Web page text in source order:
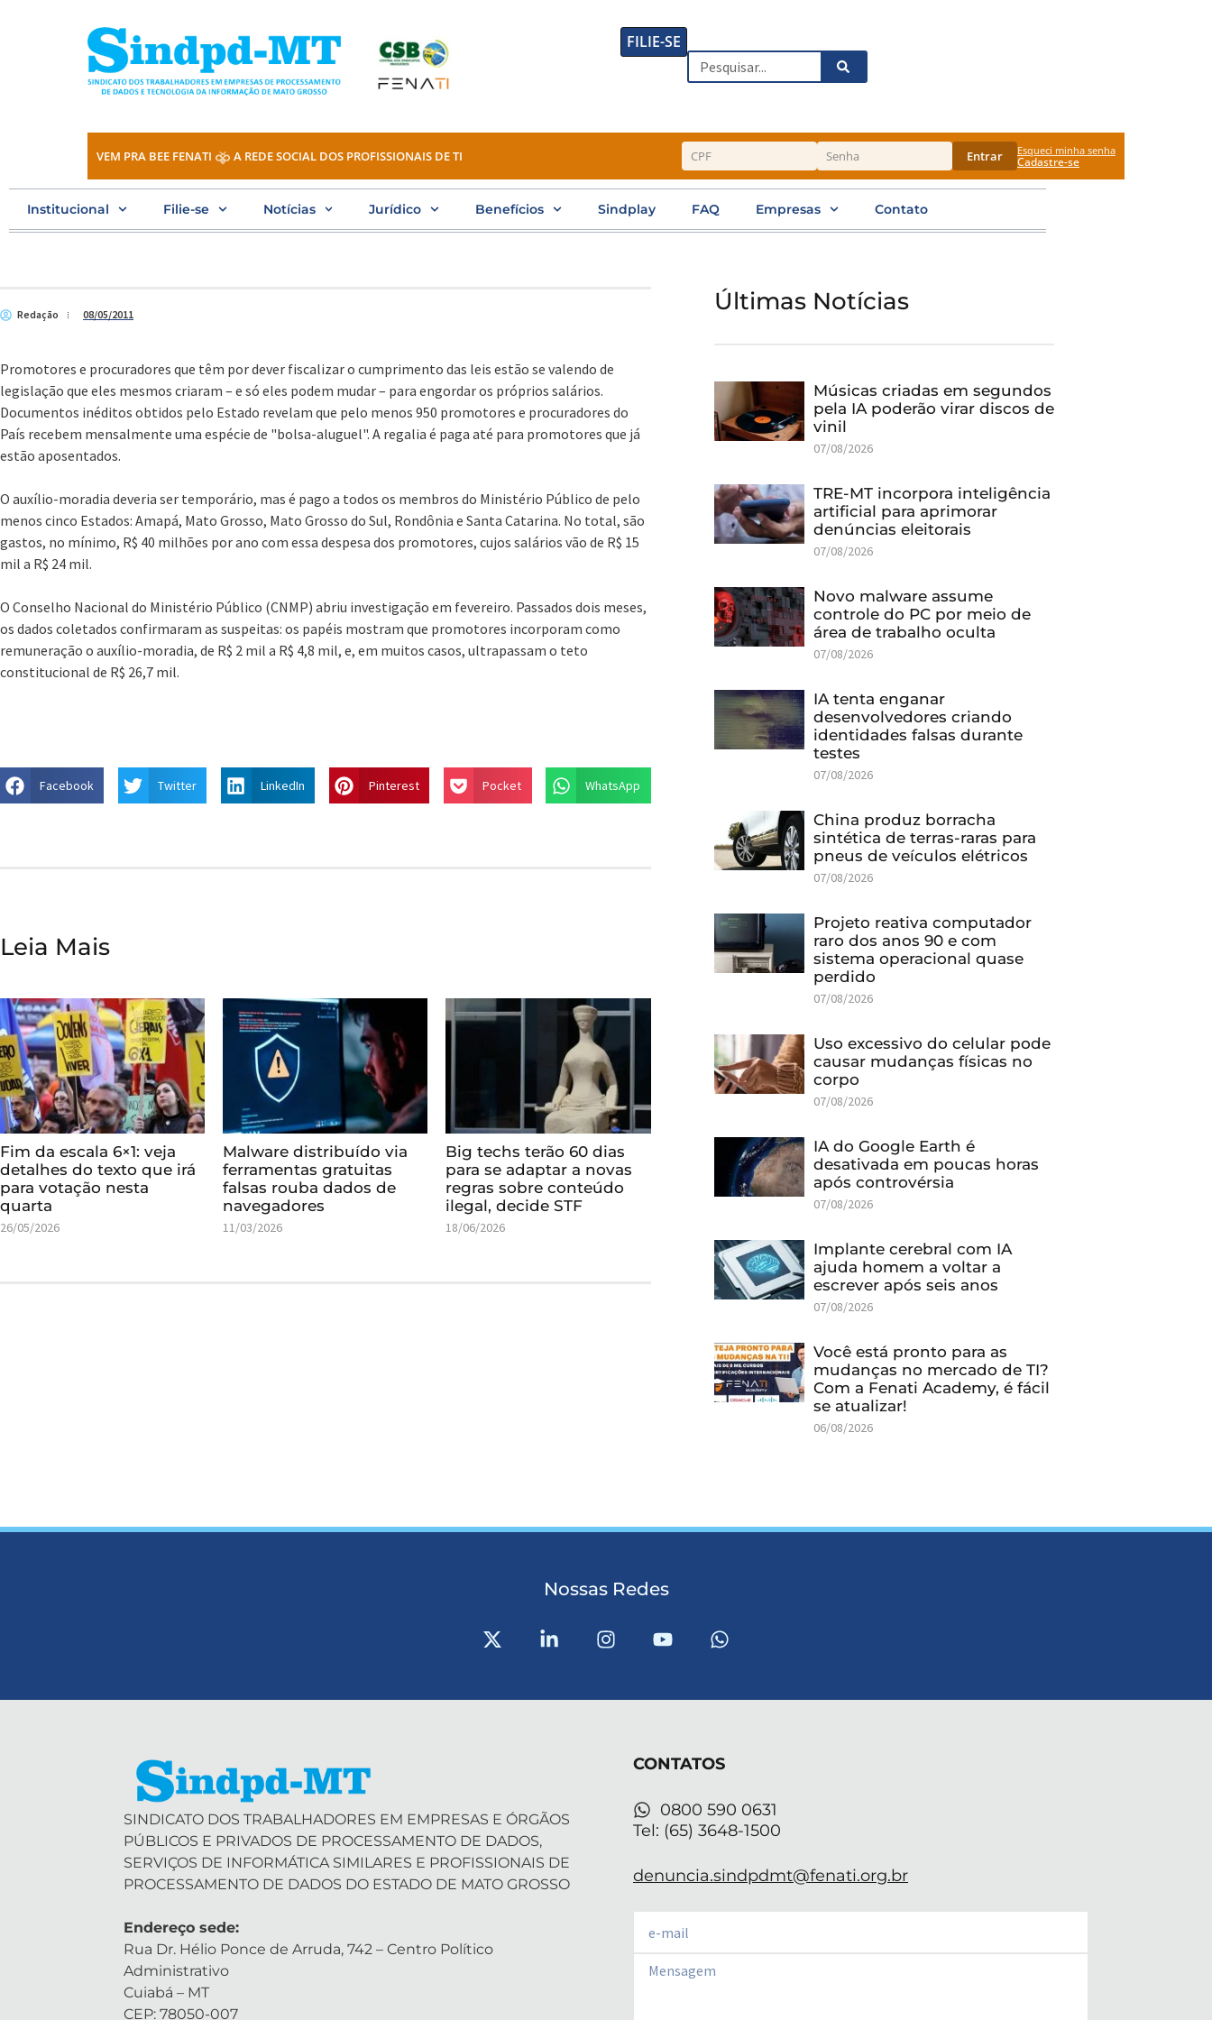
FILIE-SE
Search
VEM PRA BEE FENATI A REDE SOCIAL DOS PROFISSIONAIS DE TI Entrar Esqueci minha senha
Cadastre-se
Institucional Filie-se Notícias Jurídico Benefícios Sindplay FAQ Empresas Contato
Redação 08/05/2011
Promotores e procuradores que têm por dever fiscalizar o cumprimento das leis estão se valendo de
legislação que eles mesmos criaram – e só eles podem mudar – para engordar os próprios salários.
Documentos inéditos obtidos pelo Estado revelam que pelo menos 950 promotores e procuradores do
País recebem mensalmente uma espécie de "bolsa-aluguel". A regalia é paga até para promotores que já
estão aposentados.
O auxílio-moradia deveria ser temporário, mas é pago a todos os membros do Ministério Público de pelo
menos cinco Estados: Amapá, Mato Grosso, Mato Grosso do Sul, Rondônia e Santa Catarina. No total, são
gastos, no mínimo, R$ 40 milhões por ano com essa despesa dos promotores, cujos salários vão de R$ 15
mil a R$ 24 mil.
O Conselho Nacional do Ministério Público (CNMP) abriu investigação em fevereiro. Passados dois meses,
os dados coletados confirmaram as suspeitas: os papéis mostram que promotores incorporam como
remuneração o auxílio-moradia, de R$ 2 mil a R$ 4,8 mil, e, em muitos casos, ultrapassam o teto
constitucional de R$ 26,7 mil.
Facebook Twitter LinkedIn Pinterest Pocket WhatsApp
Leia Mais
Fim da escala 6×1: veja
detalhes do texto que irá
para votação nesta
quarta
26/05/2026
Malware distribuído via
ferramentas gratuitas
falsas rouba dados de
navegadores
11/03/2026
Big techs terão 60 dias
para se adaptar a novas
regras sobre conteúdo
ilegal, decide STF
18/06/2026
Últimas Notícias
Músicas criadas em segundos
pela IA poderão virar discos de
vinil
07/08/2026
TRE-MT incorpora inteligência
artificial para aprimorar
denúncias eleitorais
07/08/2026
Novo malware assume
controle do PC por meio de
área de trabalho oculta
07/08/2026
IA tenta enganar
desenvolvedores criando
identidades falsas durante
testes
07/08/2026
China produz borracha
sintética de terras-raras para
pneus de veículos elétricos
07/08/2026
Projeto reativa computador
raro dos anos 90 e com
sistema operacional quase
perdido
07/08/2026
Uso excessivo do celular pode
causar mudanças físicas no
corpo
07/08/2026
IA do Google Earth é
desativada em poucas horas
após controvérsia
07/08/2026
Implante cerebral com IA
ajuda homem a voltar a
escrever após seis anos
07/08/2026
Você está pronto para as
mudanças no mercado de TI?
Com a Fenati Academy, é fácil
se atualizar!
06/08/2026
Nossas Redes
X
-
L
i
i
n
I
n
Y
o
e
W
h
p
p
SINDICATO DOS TRABALHADORES EM EMPRESAS E ÓRGÃOS
PÚBLICOS E PRIVADOS DE PROCESSAMENTO DE DADOS,
SERVIÇOS DE INFORMÁTICA SIMILARES E PROFISSIONAIS DE
PROCESSAMENTO DE DADOS DO ESTADO DE MATO GROSSO
Endereço sede:
Rua Dr. Hélio Ponce de Arruda, 742 – Centro Político
Administrativo
Cuiabá – MT
CEP: 78050-007
CONTATOS
0800 590 0631
Tel: (65) 3648-1500
denuncia.sindpdmt@fenati.org.br
Email